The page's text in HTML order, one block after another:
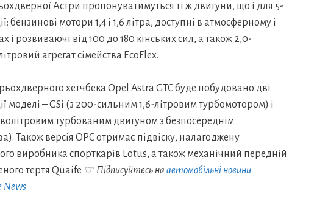
Астри пропонуватимуться ті ж двигуни, що і для 5-
бензинові мотори 1,4 і 1,6 літра, доступні в атмосферному і
і розвиваючі від 100 до 180 кінських сил, а також 2,0-
агрегат сімейства EcoFlex.
хетчбека Opel Astra GTC буде побудовано дві
моделі – GSi (з 200-сильним 1,6-літровим турбомотором) і
турбованим двигуном з безпосереднім
Також версія OPC отримає підвіску, налагоджену
виробника спорткарів Lotus, а також механічний передній
тертя Quaife. ☞ Підписуйтесь на автомобільні новини
News